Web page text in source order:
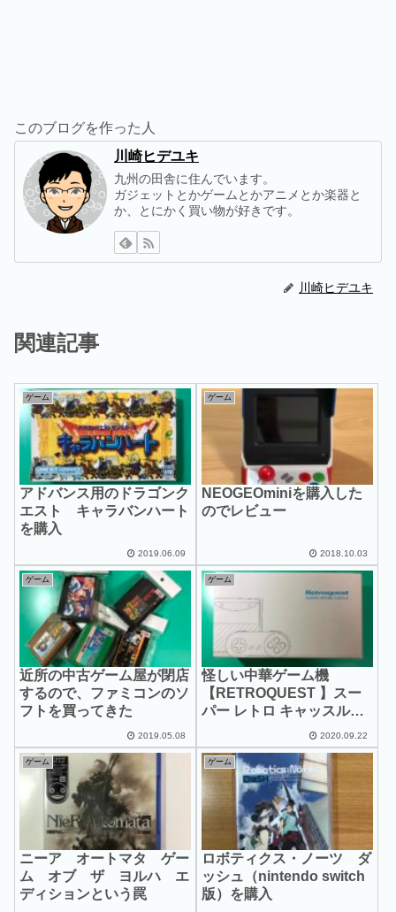
このブログを作った人
川崎ヒデユキ
九州の田舎に住んでいます。
ガジェットとかゲームとかアニメとか楽器と
か、とにかく買い物が好きです。
川崎ヒデユキ
関連記事
ゲーム
アドバンス用のドラゴンク
エスト キャラバンハート
を購入
2019.06.09
ゲーム
NEOGEOminiを購入した
のでレビュー
2018.10.03
ゲーム
近所の中古ゲーム屋が閉店
するので、ファミコンのソ
フトを買ってきた
2019.05.08
ゲーム
怪しい中華ゲーム機
【RETROQUEST 】スー
パー レトロ キャッスルを
2020.09.22
ゲーム
ニーア オートマタ ゲー
ム オブ ザ ヨルハ エ
ディションという罠
ゲーム
ロボティクス・ノーツ ダ
ッシュ（nintendo switch
版）を購入